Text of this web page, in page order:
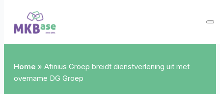
Home » Afinius Groep breidt dienstverlening uit met
overname DG Groep